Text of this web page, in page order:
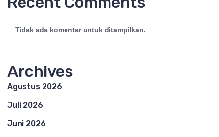
Tidak ada komentar untuk ditampilkan.
Archives
Agustus 2026
Juli 2026
Juni 2026